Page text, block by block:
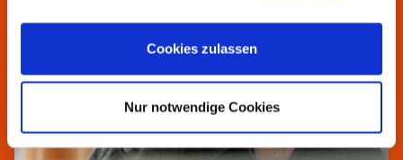
Cookies zulassen
Nur notwendige Cookies